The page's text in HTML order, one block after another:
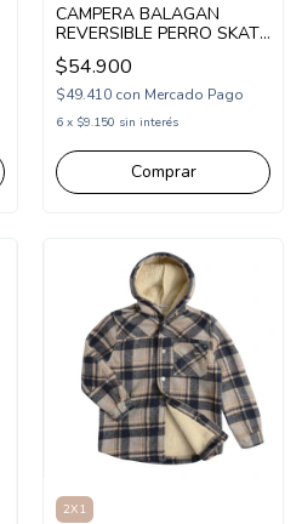
CAMPERA BALAGAN
REVERSIBLE PERRO SKATE
(BA263008)
$54.900
$49.410 con Mercado Pago
6 x $9.150 sin interés
Comprar
2X1